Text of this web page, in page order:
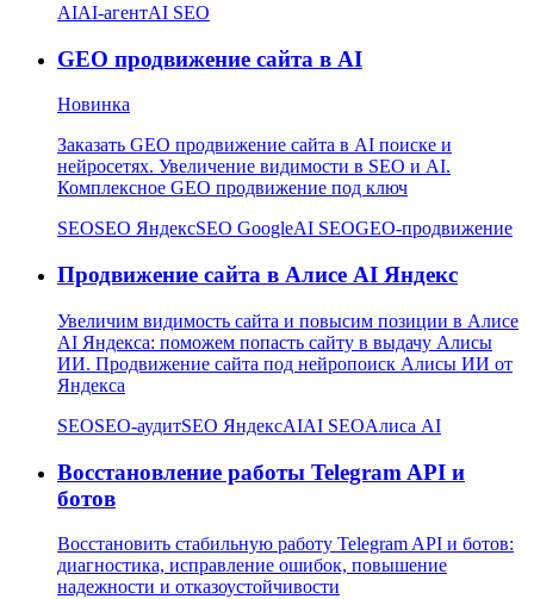
AIAI-агентAI SEO
GEO продвижение сайта в AI
Новинка
Заказать GEO продвижение сайта в AI поиске и
нейросетях. Увеличение видимости в SEO и AI.
Комплексное GEO продвижение под ключ
SEOSEO ЯндексSEO GoogleAI SEOGEO-продвижение
Продвижение сайта в Алисе AI Яндекс
Увеличим видимость сайта и повысим позиции в Алисе
AI Яндекса: поможем попасть сайту в выдачу Алисы
ИИ. Продвижение сайта под нейропоиск Алисы ИИ от
Яндекса
SEOSEO-аудитSEO ЯндексAIAI SEOАлиса AI
Восстановление работы Telegram API и
ботов
Восстановить стабильную работу Telegram API и ботов:
диагностика, исправление ошибок, повышение
надежности и отказоустойчивости